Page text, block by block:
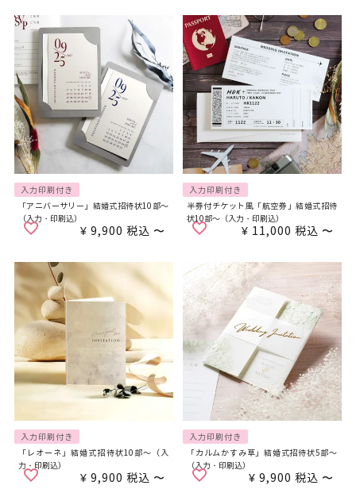
入力印刷付き
「アニバーサリー」結婚式招待状10部～
（入力・印刷込）
¥ 9,900 税込 〜
入力印刷付き
半券付チケット風「航空券」結婚式招待
状10部～（入力・印刷込）
¥ 11,000 税込 〜
入力印刷付き
「レオーネ」結婚式招待状10部～（入
力・印刷込）
¥ 9,900 税込 〜
入力印刷付き
「カルムかすみ草」結婚式招待状5部～
（入力・印刷込）
¥ 9,900 税込 〜